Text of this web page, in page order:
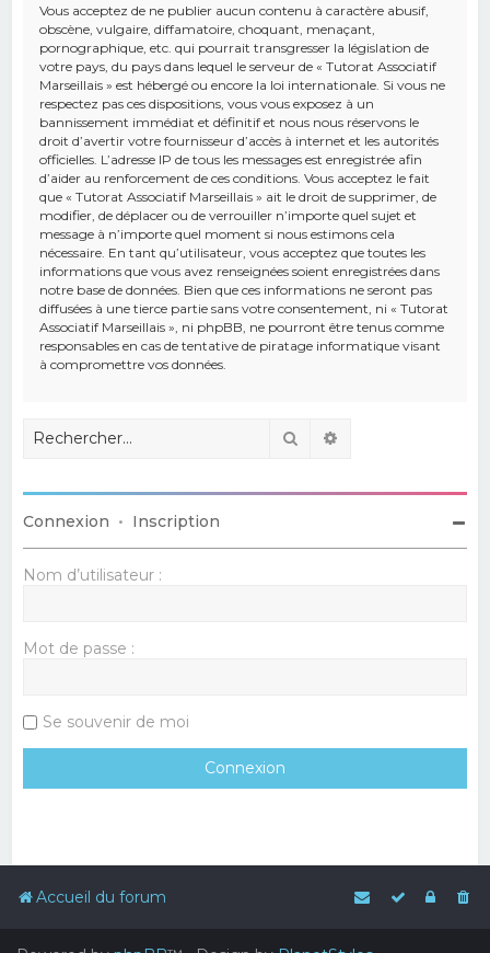
Vous acceptez de ne publier aucun contenu à caractère abusif,
obscène, vulgaire, diffamatoire, choquant, menaçant,
pornographique, etc. qui pourrait transgresser la législation de
votre pays, du pays dans lequel le serveur de « Tutorat Associatif
Marseillais » est hébergé ou encore la loi internationale. Si vous ne
respectez pas ces dispositions, vous vous exposez à un
bannissement immédiat et définitif et nous nous réservons le
droit d’avertir votre fournisseur d’accès à internet et les autorités
officielles. L’adresse IP de tous les messages est enregistrée afin
d’aider au renforcement de ces conditions. Vous acceptez le fait
que « Tutorat Associatif Marseillais » ait le droit de supprimer, de
modifier, de déplacer ou de verrouiller n’importe quel sujet et
message à n’importe quel moment si nous estimons cela
nécessaire. En tant qu’utilisateur, vous acceptez que toutes les
informations que vous avez renseignées soient enregistrées dans
notre base de données. Bien que ces informations ne seront pas
diffusées à une tierce partie sans votre consentement, ni « Tutorat
Associatif Marseillais », ni phpBB, ne pourront être tenus comme
responsables en cas de tentative de piratage informatique visant
à compromettre vos données.
Rechercher
Connexion • Inscription
Nom d’utilisateur :
Mot de passe :
Se souvenir de moi
Accueil du forum